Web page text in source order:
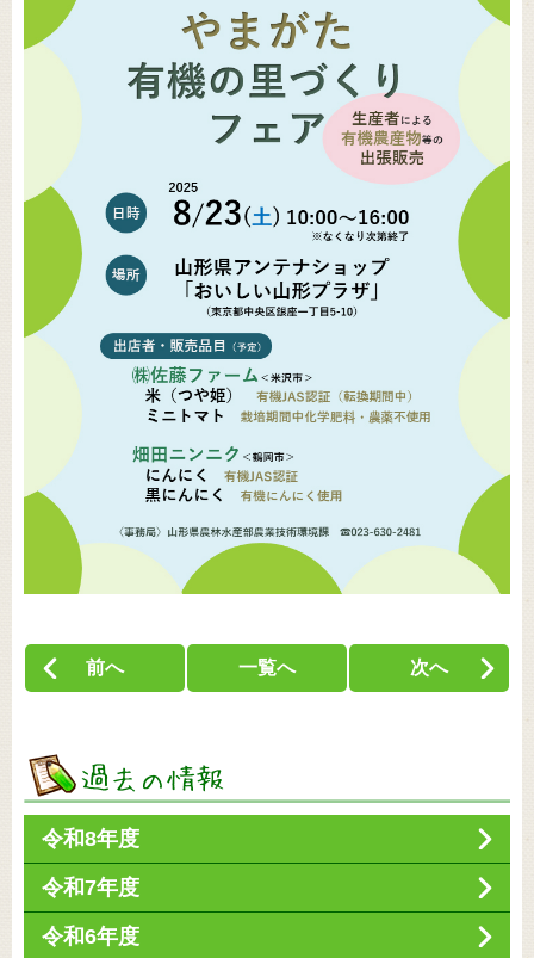
前へ 一覧へ 次へ
令和8年度
令和7年度
令和6年度